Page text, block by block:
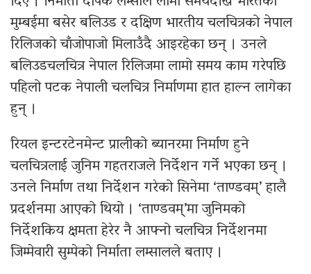
मुम्बईमा बसेर बलिउड र दक्षिण भारतीय चलचित्रको नेपाल
रिलिजको चाँजोपाजो मिलाउँदै आइरहेका छन् । उनले
बलिउडचलचित्र नेपाल रिलिजमा लामो समय काम गरेपछि
पहिलो पटक नेपाली चलचित्र निर्माणमा हात हाल्न लागेका
हुन् ।
रियल इन्टरटेनमेन्ट प्रालीको ब्यानरमा निर्माण हुने
चलचित्रलाई जुनिम गहतराजले निर्देशन गर्ने भएका छन् ।
उनले निर्माण तथा निर्देशन गरेको सिनेमा ‘ताण्डवम्’ हालै
प्रदर्शनमा आएको थियो । ‘ताण्डवम्’मा जुनिमको
निर्देशकिय क्षमता हेरेर नै आफ्नो चलचित्र निर्देशनमा
जिम्मेवारी सुम्पेको निर्माता लम्सालले बताए ।